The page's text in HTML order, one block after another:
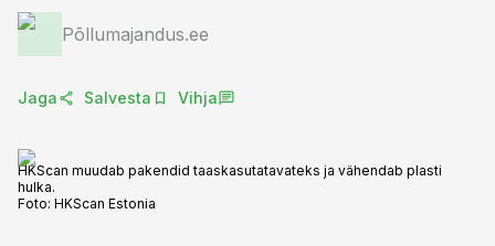
Põllumajandus.ee
Jaga Salvesta Vihja
HKScan muudab pakendid taaskasutatavateks ja vähendab plasti
hulka.
Foto: HKScan Estonia